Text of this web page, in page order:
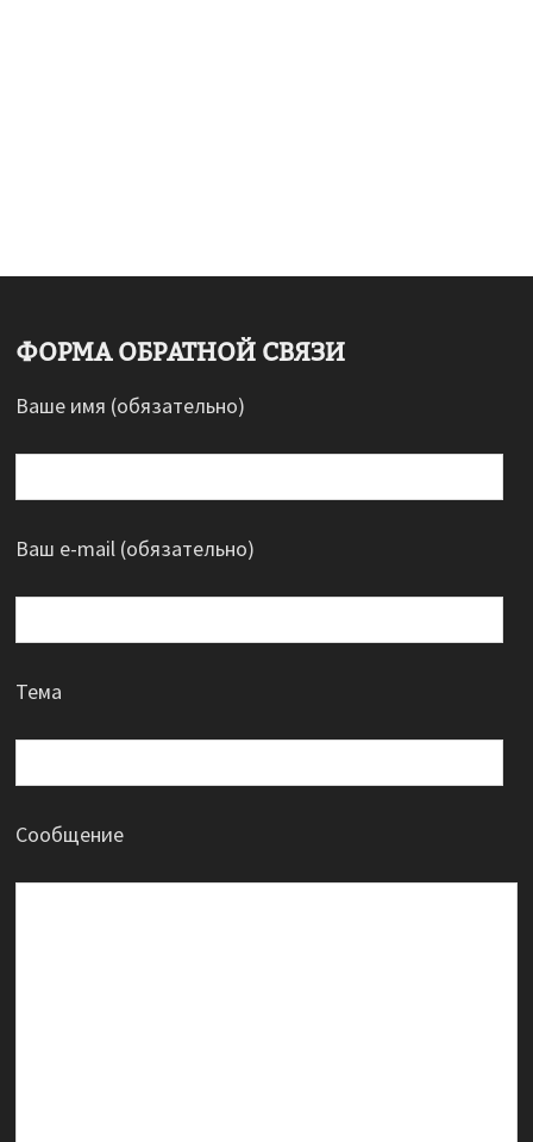
ФОРМА ОБРАТНОЙ СВЯЗИ
Ваше имя (обязательно)
Ваш e-mail (обязательно)
Тема
Сообщение